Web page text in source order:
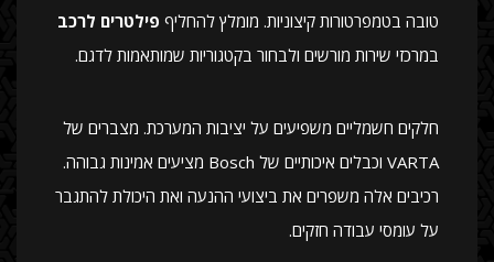
טובה בטמפרטורות קיצוניות. מומלץ להחליף פילטרים לרכב
במרכזי שירות מורשים ולבחור בקטגוריות שמותאמות לדגם.
חלקים חשמליים משפיעים על יציבות המערכת. מצברים של
VARTA וכבלים איכותיים של Bosch מציעים אמינות גבוהה.
רכיבים אלה משפרים את ביצועי ההנעה ואת היכולת להתגבר
על עומסי עבודה חזקים.